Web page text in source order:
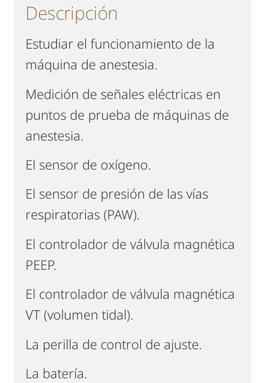
Descripción
Estudiar el funcionamiento de la
máquina de anestesia.
Medición de señales eléctricas en
puntos de prueba de máquinas de
anestesia.
El sensor de oxígeno.
El sensor de presión de las vías
respiratorias (PAW).
El controlador de válvula magnética
PEEP.
El controlador de válvula magnética
VT (volumen tidal).
La perilla de control de ajuste.
La batería.